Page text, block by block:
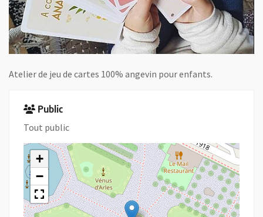
Atelier de jeu de cartes 100% angevin pour enfants.
Public
Tout public
+
−